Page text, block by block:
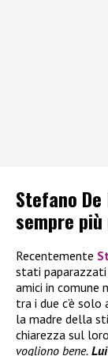
Stefano
sempre
Recentemente
stati paparazzati
amici in comune
tra i due c’è
la madre della
chiarezza sul
vogliono bene. Lui